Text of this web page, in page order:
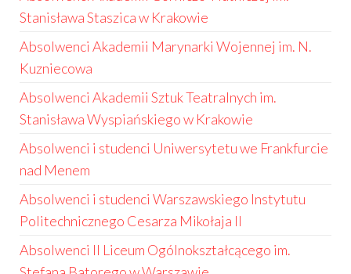
Stanisława Staszica w Krakowie
Absolwenci Akademii Marynarki Wojennej im. N.
Kuzniecowa
Absolwenci Akademii Sztuk Teatralnych im.
Stanisława Wyspiańskiego w Krakowie
Absolwenci i studenci Uniwersytetu we Frankfurcie
nad Menem
Absolwenci i studenci Warszawskiego Instytutu
Politechnicznego Cesarza Mikołaja II
Absolwenci II Liceum Ogólnokształcącego im.